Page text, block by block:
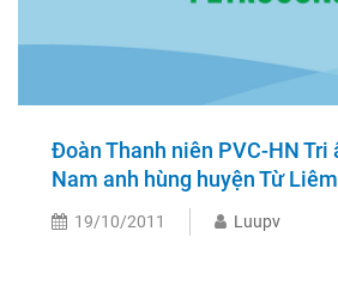
Đoàn Thanh niên PVC-HN Tri
Nam anh hùng huyện Từ
19/10/2011 Luupv